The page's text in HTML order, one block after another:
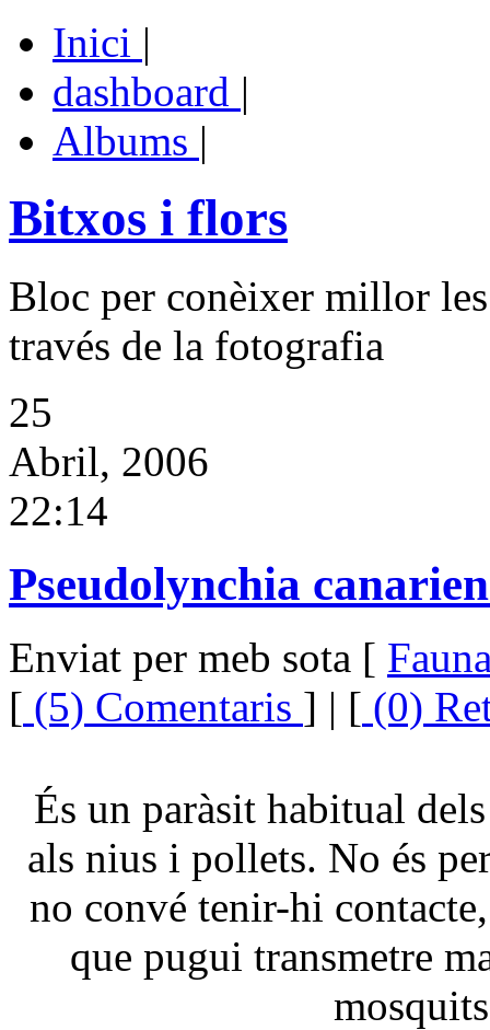
Inici |
dashboard |
Albums |
Bitxos i flors
Bloc per conèixer millor
través de la fotografia
25
Abril, 2006
22:14
Pseudolynchia
Enviat per meb sota [
[ (5) Comentaris ] | [ (0)
És un paràsit habitual
als nius i pollets. No és
no convé tenir-hi
que pugui transmetre